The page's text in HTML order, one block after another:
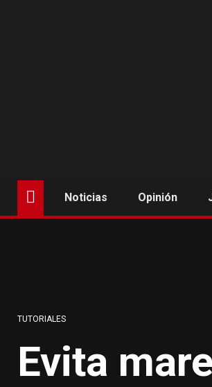
Noticias Opinión
TUTORIALES
Evita